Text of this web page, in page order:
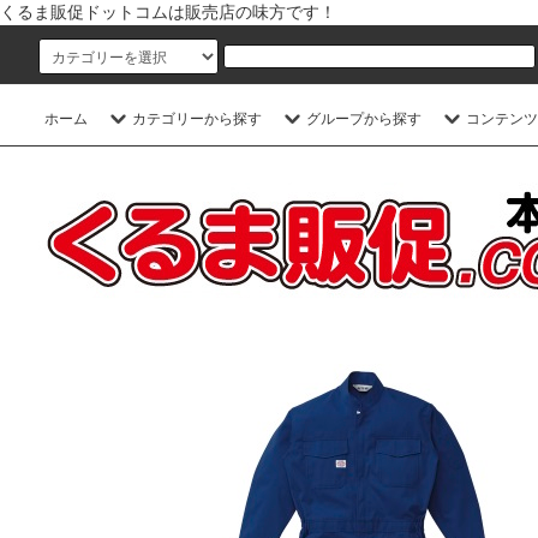
くるま販促ドットコムは販売店の味方です！
ホーム カテゴリーから探す グループから探す コンテン